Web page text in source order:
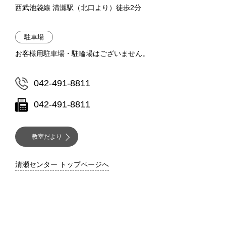
西武池袋線 清瀬駅（北口より）徒歩2分
駐車場
お客様用駐車場・駐輪場はございません。
042-491-8811
042-491-8811
教室だより
清瀬センター トップページへ